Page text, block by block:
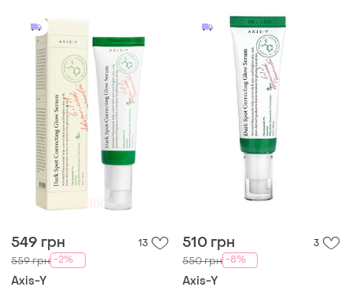
549 грн 13
559 грн -2%
Axis-Y
510 грн 3
550 грн -8%
Axis-Y